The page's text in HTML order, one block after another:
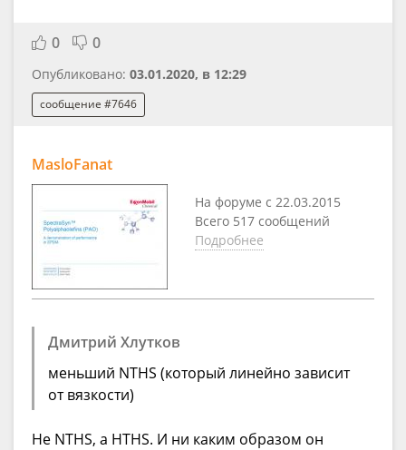
0 0
Опубликовано: 03.01.2020, в 12:29
сообщение #7646
MasloFanat
На форуме с 22.03.2015
Всего 517 сообщений
Подробнее
Дмитрий Хлутков
меньший NTHS (который линейно зависит
от вязкости)
Не NTHS, а HTHS. И ни каким образом он